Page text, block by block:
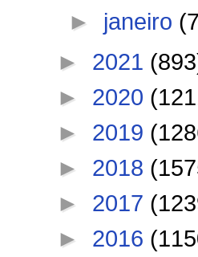
► janeiro
► 2021
► 2020
► 2019
► 2018
► 2017
► 2016